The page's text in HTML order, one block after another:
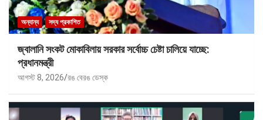
অন্যান্য সদ্য প্রকাশিত
জ্বালানি সংকট মোকাবিলায় সরকার সর্বোচ্চ চেষ্টা চালিয়ে যাচ্ছে:
প্রধানমন্ত্রী
আগস্ট 8, 2026 রঙ বেরঙ ডেস্ক